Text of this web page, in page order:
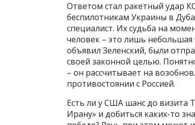
Ответом стал ракетный удар
беспилотникам Украины в
специалист. Их судьба на
человек – это лишь
объявил Зеленский, были
своей законной целью.
– он рассчитывает на
противостоянии с Россией.
Есть ли у США шанс до визита
Ирану» и добиться каких-то